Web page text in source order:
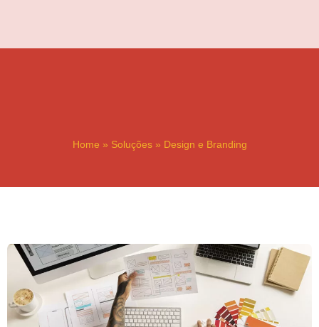
conteúdo
Home » Soluções» Design e Branding